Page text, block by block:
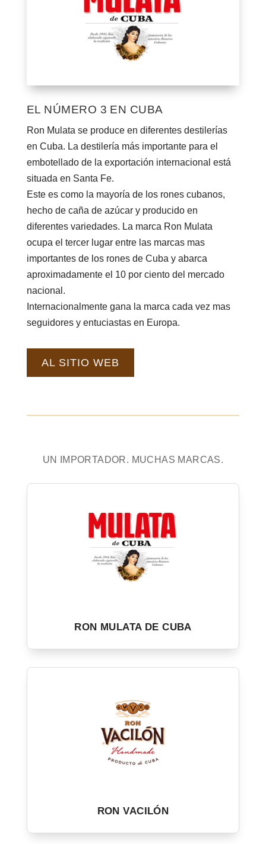
EL NÚMERO 3 EN CUBA
Ron Mulata se produce en diferentes destilerías
en Cuba. La destilería más importante para el
embotellado de la exportación internacional está
situada en Santa Fe.
Este es como la mayoría de los rones cubanos,
hecho de caña de azúcar y producido en
diferentes variedades. La marca Ron Mulata
ocupa el tercer lugar entre las marcas mas
importantes de los rones de Cuba y abarca
aproximadamente el 10 por ciento del mercado
nacional.
Internacionalmente gana la marca cada vez mas
seguidores y entuciastas en Europa.
AL SITIO WEB
UN IMPORTADOR. MUCHAS MARCAS.
RON MULATA DE CUBA
RON VACILÓN